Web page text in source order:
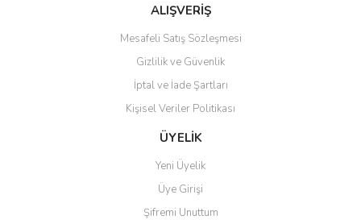
Ürün fiyatı diğer sitelerden daha pahalı.
Gönder
ALIŞVERİŞ
Mesafeli Satış Sözleşmesi
Gizlilik ve Güvenlik
İptal ve İade Şartları
Kişisel Veriler Politikası
ÜYELİK
Yeni Üyelik
Üye Girişi
Şifremi Unuttum